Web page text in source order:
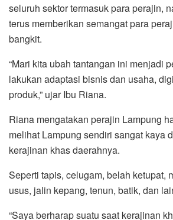
seluruh sektor termasuk para perajin,
terus memberikan semangat para
bangkit.
“Mari kita ubah tantangan ini menjadi
lakukan adaptasi bisnis dan usaha,
produk,” ujar Ibu Riana.
Riana mengatakan perajin Lampung
melihat Lampung sendiri sangat kaya
kerajinan khas daerahnya.
Seperti tapis, celugam, belah ketupat,
usus, jalin kepang, tenun, batik, dan
“Saya berharap suatu saat kerajinan